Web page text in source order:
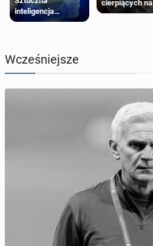
inteligencja
próbowała oszukać
cierpiących na
schorzenia
Wcześniejsze